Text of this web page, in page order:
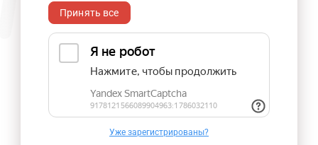
Принять все
Уже зарегистрированы?